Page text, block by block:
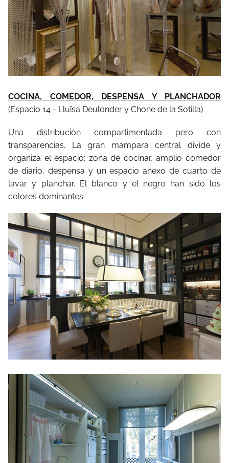
COCINA, COMEDOR, DESPENSA Y PLANCHADOR
(Espacio 14 - Lluïsa Deulonder y Chone de la Sotilla)
Una distribución compartimentada pero con
transparencias. La gran mampara central divide y
organiza el espacio: zona de cocinar, amplio comedor
de diario, despensa y un espacio anexo de cuarto de
lavar y planchar. El blanco y el negro han sido los
colores dominantes.